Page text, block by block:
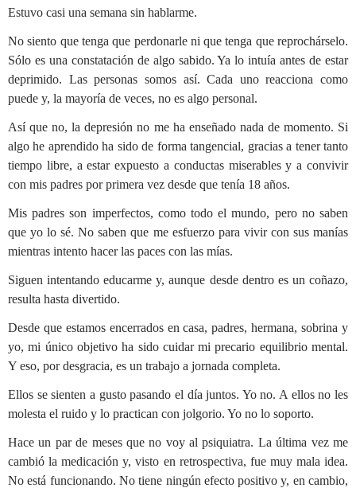
Estuvo casi una semana sin hablarme.
No siento que tenga que perdonarle ni que tenga que reprochárselo.
Sólo es una constatación de algo sabido. Ya lo intuía antes de estar
deprimido. Las personas somos así. Cada uno reacciona como
puede y, la mayoría de veces, no es algo personal.
Así que no, la depresión no me ha enseñado nada de momento. Si
algo he aprendido ha sido de forma tangencial, gracias a tener tanto
tiempo libre, a estar expuesto a conductas miserables y a convivir
con mis padres por primera vez desde que tenía 18 años.
Mis padres son imperfectos, como todo el mundo, pero no saben
que yo lo sé. No saben que me esfuerzo para vivir con sus manías
mientras intento hacer las paces con las mías.
Siguen intentando educarme y, aunque desde dentro es un coñazo,
resulta hasta divertido.
Desde que estamos encerrados en casa, padres, hermana, sobrina y
yo, mi único objetivo ha sido cuidar mi precario equilibrio mental.
Y eso, por desgracia, es un trabajo a jornada completa.
Ellos se sienten a gusto pasando el día juntos. Yo no. A ellos no les
molesta el ruido y lo practican con jolgorio. Yo no lo soporto.
Hace un par de meses que no voy al psiquiatra. La última vez me
cambió la medicación y, visto en retrospectiva, fue muy mala idea.
No está funcionando. No tiene ningún efecto positivo y, en cambio,